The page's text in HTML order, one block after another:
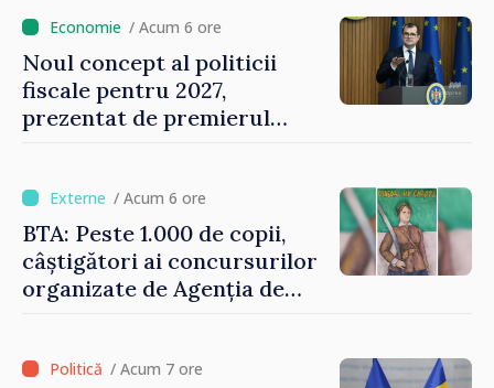
oamenilor”/ Acum 6 ore
Noul concept al politicii
fiscale pentru 2027,
prezentat de premierul
investițiile, taxăm viciile și
echilibrăm taxarea
consumului”
/ Acum 6 ore
BTA: Peste 1.000 de copii,
câștigători ai concursurilor
organizate de Agenția de
/ Acum 7 ore